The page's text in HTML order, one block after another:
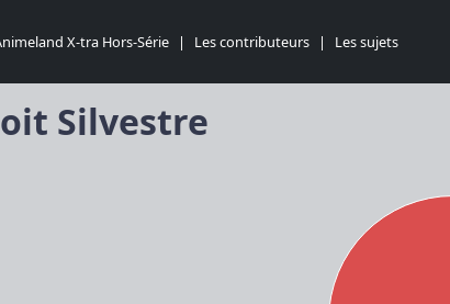
X-tra Hors-Série | Les contributeurs | Les sujets
Silvestre